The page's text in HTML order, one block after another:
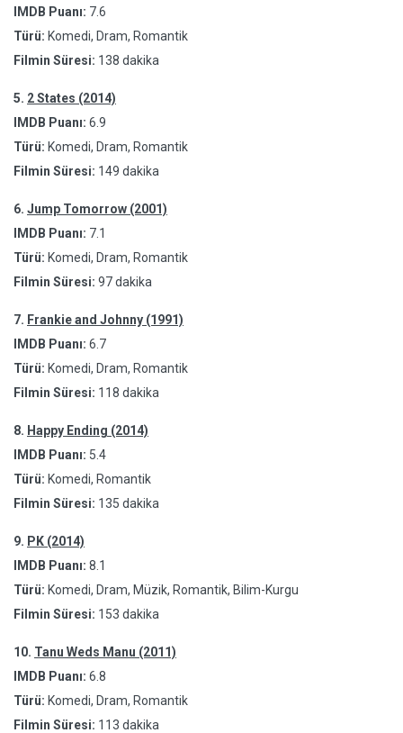
IMDB Puanı: 7.6
Türü: Komedi, Dram, Romantik
Filmin Süresi: 138 dakika
5. 2 States (2014)
IMDB Puanı: 6.9
Türü: Komedi, Dram, Romantik
Filmin Süresi: 149 dakika
6. Jump Tomorrow (2001)
IMDB Puanı: 7.1
Türü: Komedi, Dram, Romantik
Filmin Süresi: 97 dakika
7. Frankie and Johnny (1991)
IMDB Puanı: 6.7
Türü: Komedi, Dram, Romantik
Filmin Süresi: 118 dakika
8. Happy Ending (2014)
IMDB Puanı: 5.4
Türü: Komedi, Romantik
Filmin Süresi: 135 dakika
9. PK (2014)
IMDB Puanı: 8.1
Türü: Komedi, Dram, Müzik, Romantik, Bilim-Kurgu
Filmin Süresi: 153 dakika
10. Tanu Weds Manu (2011)
IMDB Puanı: 6.8
Türü: Komedi, Dram, Romantik
Filmin Süresi: 113 dakika